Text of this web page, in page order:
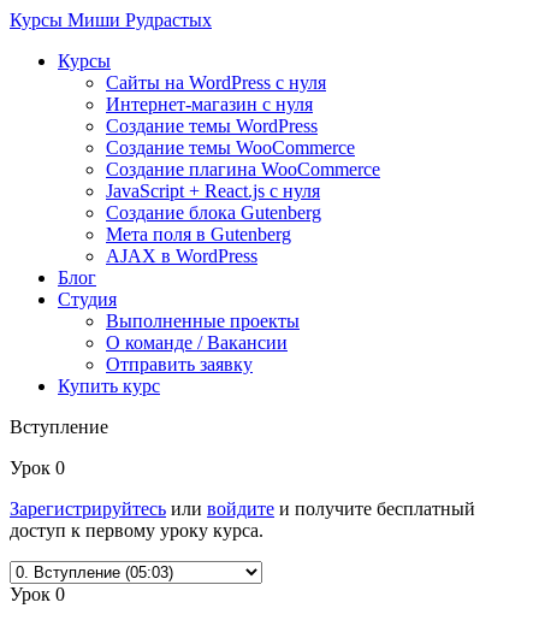
Курсы Миши Рудрастых
Курсы
Сайты на WordPress с нуля
Интернет-магазин с нуля
Создание темы WordPress
Создание темы WooCommerce
Создание плагина WooCommerce
JavaScript + React.js с нуля
Создание блока Gutenberg
Мета поля в Gutenberg
AJAX в WordPress
Блог
Студия
Выполненные проекты
О команде / Вакансии
Отправить заявку
Купить курс
Вступление
Урок 0
Зарегистрируйтесь или войдите и получите бесплатный
доступ к первому уроку курса.
Урок 0